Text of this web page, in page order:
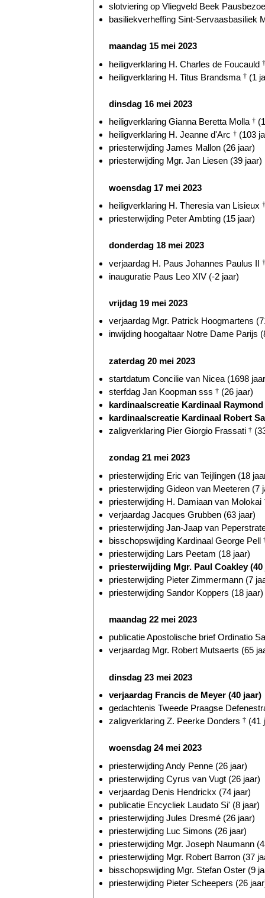
slotviering op Vliegveld Beek
basiliekverheffing Sint-Servaasbasiliek
maandag 15 mei 2023
heiligverklaring H. Charles de Foucauld †
heiligverklaring H. Titus Brandsma † (1
dinsdag 16 mei 2023
heiligverklaring Gianna Beretta Molla †
heiligverklaring H. Jeanne d'Arc † (103
priesterwijding James Mallon (26 jaar)
priesterwijding Mgr. Jan Liesen (39 jaar)
woensdag 17 mei 2023
heiligverklaring H. Theresia van Lisieux †
priesterwijding Peter Ambting (15 jaar)
donderdag 18 mei 2023
verjaardag H. Paus Johannes Paulus II †
inauguratie Paus Leo XIV (-2 jaar)
vrijdag 19 mei 2023
verjaardag Mgr. Patrick Hoogmartens
inwijding hoogaltaar Notre Dame Parijs
zaterdag 20 mei 2023
startdatum Concilie van Nicea (1698
sterfdag Jan Koopman sss † (26 jaar)
kardinaalscreatie Kardinaal
kardinaalscreatie Kardinaal Robert
zaligverklaring Pier Giorgio Frassati †
zondag 21 mei 2023
priesterwijding Eric van Teijlingen (18
priesterwijding Gideon van Meeteren (7
priesterwijding H. Damiaan van Molokai
verjaardag Jacques Grubben (63 jaar)
priesterwijding Jan-Jaap van
bisschopswijding Kardinaal George Pell
priesterwijding Lars Peetam (18 jaar)
priesterwijding Mgr. Paul Coakley (40
priesterwijding Pieter Zimmermann (7
priesterwijding Sandor Koppers (18 jaar)
maandag 22 mei 2023
publicatie Apostolische brief Ordinatio
verjaardag Mgr. Robert Mutsaerts (65
dinsdag 23 mei 2023
verjaardag Francis de Meyer (40 jaar)
gedachtenis Tweede Praagse
zaligverklaring Z. Peerke Donders † (41
woensdag 24 mei 2023
priesterwijding Andy Penne (26 jaar)
priesterwijding Cyrus van Vugt (26 jaar)
verjaardag Denis Hendrickx (74 jaar)
publicatie Encycliek Laudato Si' (8 jaar)
priesterwijding Jules Dresmé (26 jaar)
priesterwijding Luc Simons (26 jaar)
priesterwijding Mgr. Joseph Naumann
priesterwijding Mgr. Robert Barron (37
bisschopswijding Mgr. Stefan Oster (9
priesterwijding Pieter Scheepers (26